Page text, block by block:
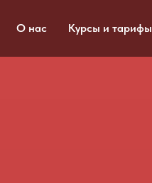
О нас Курсы и тарифы